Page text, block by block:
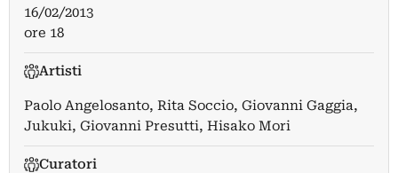
16/02/2013
ore 18
Artisti
Paolo Angelosanto, Rita Soccio, Giovanni Gaggia,
Jukuki, Giovanni Presutti, Hisako Mori
Curatori